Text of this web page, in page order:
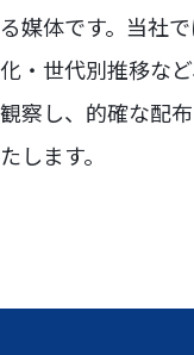
る媒体です。当社
化・世代別推移な
観察し、的確な配
たします。